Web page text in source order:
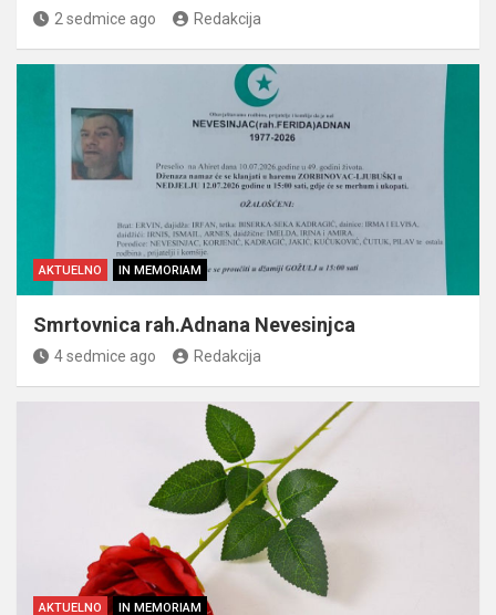
2 sedmice ago Redakcija
AKTUELNO IN MEMORIAM
Smrtovnica rah.Adnana Nevesinjca
4 sedmice ago Redakcija
AKTUELNO IN MEMORIAM